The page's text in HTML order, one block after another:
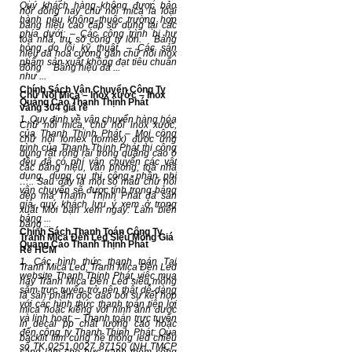
Quý khách hàng không được bảo
hành nếu không thuộc trường hợp
phía dưới: – Các công trình bị hư
hỏng do lỗi kỹ thuật. – Các sản
phẩm sản xuất không đạt tiêu chuẩn
như ...
Chính Sách Vận Chuyển Công Ty
Quảng Cáo Thanh Thịnh Phát
1. Quy định về vận chuyển hàng hóa
của Thanh Thịnh Phát – Mọi công
trình của Thanh Thịnh Phát thi công
đều đã có phí vận chuyển các vật
dụng, dụng cụ thi công, phần phí
vận chuyển sẽ được tính trong bảng
giá, quý khách lưu ý xem ở trong
bảng ...
Chính Sách Thanh Toán Công Ty
Quảng Cáo Thanh Thịnh Phát
1. Các hình thức thanh toán Tại
website Thanh Thịnh Phát, việc mua
sắm trực tuyến trở nên thật dễ dàng
với các hình thức thanh toán tiện lợi
và linh hoạt: – Thanh toán trực tuyến
đến công ty Thanh Thịnh Phát: Qua
số TK 0251 0027 87150 (NH TMCP
nổi đồng hay chữ nổi mica là loại
bảng hiệu cao cấp sử dụng tại các
toà nhà, trụ sở công ty lớn. Bảng
hiệu đá hoa cương gắn chữ nổi inox
đồng Bảng hiệu đá ...
Chữ Nổi Mica – Inox xước – Inox
vàng 304 giá rẻ
Chữ nổi mica, chữ nổi inox xước,
chữ nổi fomex (formex) được ứng
dụng rất rộng rãi trong quảng cáo ở
các bảng hiệu, văn phòng, toà nhà
….. Sau đây là một số mẫu chữ nổi
đẹp mà Thanh Thịnh Phát đã sản
xuất Mời bạn xem ngay: Làm biển
bảng ...
Tranh Mica Đèn Led Siêu Mỏng Giá
Rẻ HCM
Tranh Mica Led, Tranh Mica Đèn Led
hay Tranh Mica Đèn Led siêu mỏng
là sản phẩm độc đáo bởi sự kết hợp
mica hoặc kiếng với hình ảnh được
in decal pp chất lượng cao hoặc
backlit film cùng hệ thống led chiếu